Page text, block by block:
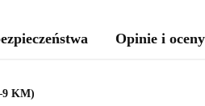
Opinie i
KM)